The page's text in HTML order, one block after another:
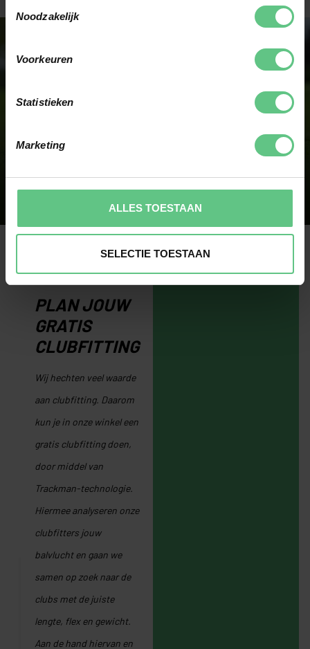
Noodzakelijk
Voorkeuren
Statistieken
Marketing
ALLES TOESTAAN
SELECTIE TOESTAAN
SNEL ANTWOORD OP JOUW VRAAG
& PERSOONLIJK ADVIES
PLAN JOUW
GRATIS
CLUBFITTING
Wij hechten veel waarde
aan clubfitting. Daarom
kun je in onze winkel een
gratis clubfitting doen,
door middel van
Trackman-technologie.
Hiermee analyseren onze
clubfitters jouw
balvlucht en gaan we
samen op zoek naar de
clubs met de juiste
lengte, flex en gewicht.
Aan de hand hiervan en